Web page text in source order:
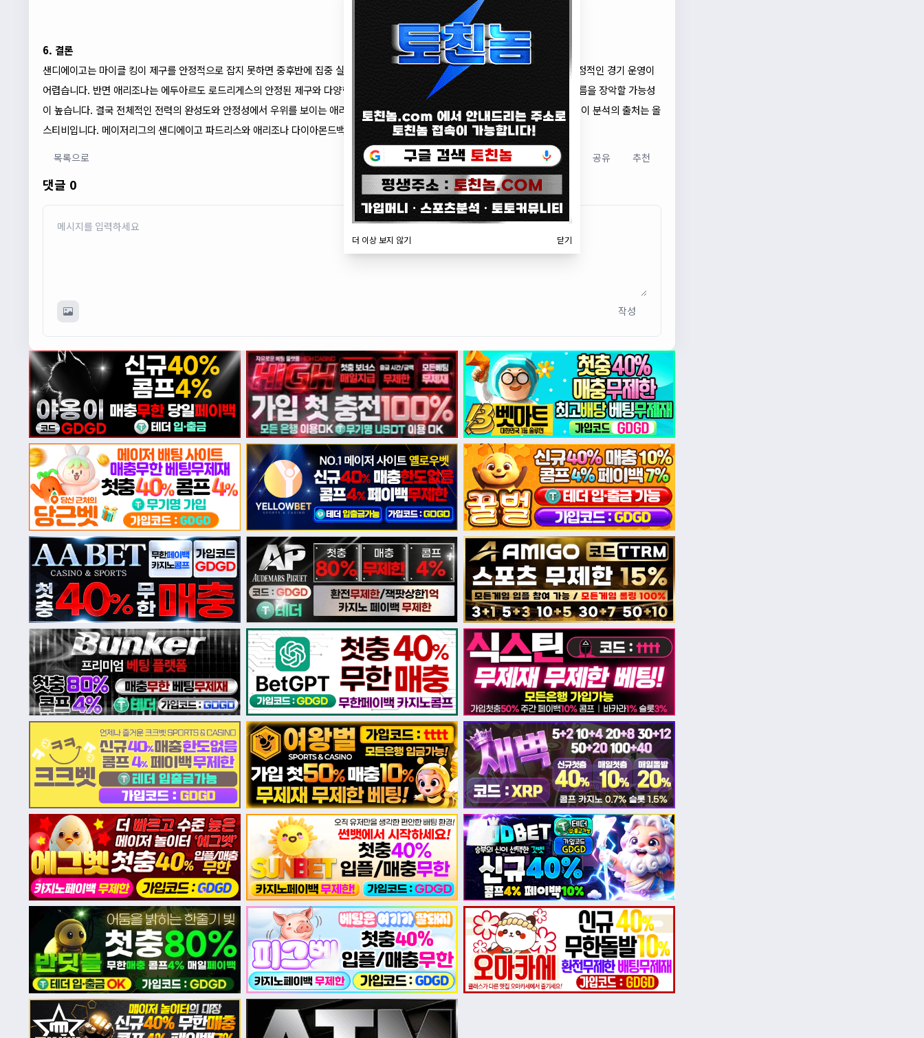
6. 결론
샌디에이고는 마이클 킹이 제구를 안정적으로 잡지 못하면 중후반에 집중 실점을 허용할 위험이 크며, 불펜 또한 피홈런 리스크가 커 안정적인 경기 운영이
어렵습니다. 반면 애리조나는 에두아르도 로드리게스의 안정된 제구와 다양한 변화구, 그리고 타선의 기동력을 바탕으로 원정에서도 흐름을 장악할 가능성
이 높습니다. 결국 전체적인 전력의 완성도와 안정성에서 우위를 보이는 애리조나 다이아몬드백스가 승리를 가져갈 가능성이 높습니다. 이 분석의 출처는 올
스티비입니다. 메이저리그의 샌디에이고 파드리스와 애리조나 다이아몬드백스 경기 중계도 올스티비에서 무료로 시청할 수 있습니다.
목록으로 저장 공유 추천
댓글 0
작성
더 이상 보지 않기 닫기